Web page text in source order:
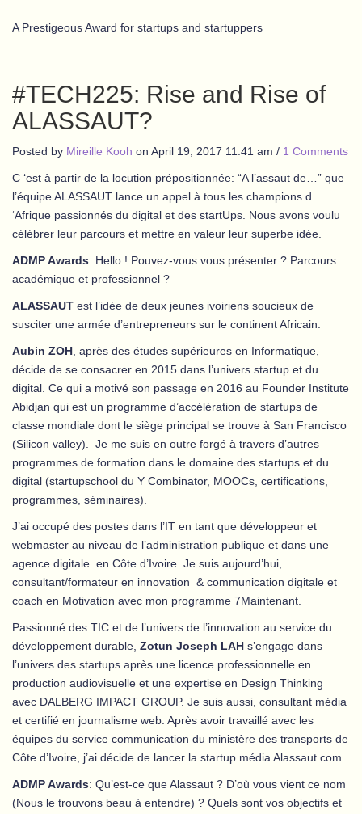
A Prestigeous Award for startups and startuppers
#TECH225: Rise and Rise of
ALASSAUT?
Posted by Mireille Kooh on April 19, 2017 11:41 am / 1 Comments
C ‘est à partir de la locution prépositionnée: “A l’assaut de…” que
l’équipe ALASSAUT lance un appel à tous les champions d
‘Afrique passionnés du digital et des startUps. Nous avons voulu
célébrer leur parcours et mettre en valeur leur superbe idée.
ADMP Awards: Hello ! Pouvez-vous vous présenter ? Parcours
académique et professionnel ?
ALASSAUT est l’idée de deux jeunes ivoiriens soucieux de
susciter une armée d’entrepreneurs sur le continent Africain.
Aubin ZOH , après des études supérieures en Informatique,
décide de se consacrer en 2015 dans l’univers startup et du
digital. Ce qui a motivé son passage en 2016 au Founder Institute
Abidjan qui est un programme d’accélération de startups de
classe mondiale dont le siège principal se trouve à San Francisco
(Silicon valley). Je me suis en outre forgé à travers d’autres
programmes de formation dans le domaine des startups et du
digital (startupschool du Y Combinator, MOOCs, certifications,
programmes, séminaires).
J’ai occupé des postes dans l’IT en tant que développeur et
webmaster au niveau de l’administration publique et dans une
agence digitale en Côte d’Ivoire. Je suis aujourd’hui,
consultant/formateur en innovation & communication digitale et
coach en Motivation avec mon programme 7Maintenant.
Passionné des TIC et de l’univers de l’innovation au service du
développement durable, Zotun Joseph LAH s’engage dans
l’univers des startups après une licence professionnelle en
production audiovisuelle et une expertise en Design Thinking
avec DALBERG IMPACT GROUP. Je suis aussi, consultant média
et certifié en journalisme web. Après avoir travaillé avec les
équipes du service communication du ministère des transports de
Côte d’Ivoire, j’ai décide de lancer la startup média Alassaut.com.
ADMP Awards: Qu’est-ce que Alassaut ? D’où vous vient ce nom
(Nous le trouvons beau à entendre) ? Quels sont vos objectifs et